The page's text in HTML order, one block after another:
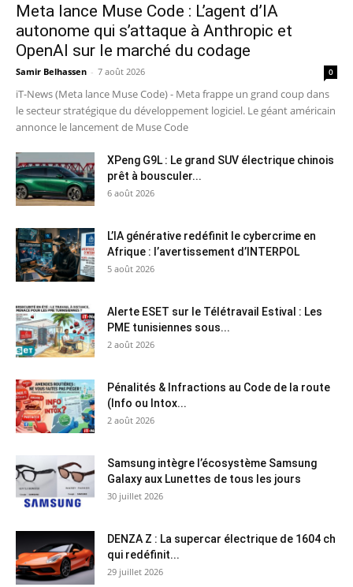
Meta lance Muse Code : L’agent d’IA
autonome qui s’attaque à Anthropic et
OpenAI sur le marché du codage
Samir Belhassen - 7 août 2026 0
iT-News (Meta lance Muse Code) - Meta frappe un grand coup dans
le secteur stratégique du développement logiciel. Le géant américain
annonce le lancement de Muse Code
XPeng G9L : Le grand SUV électrique chinois
prêt à bousculer...
6 août 2026
L’IA générative redéfinit le cybercrime en
Afrique : l’avertissement d’INTERPOL
5 août 2026
Alerte ESET sur le Télétravail Estival : Les
PME tunisiennes sous...
2 août 2026
Pénalités & Infractions au Code de la route
(Info ou Intox...
2 août 2026
Samsung intègre l’écosystème Samsung
Galaxy aux Lunettes de tous les jours
30 juillet 2026
DENZA Z : La supercar électrique de 1604 ch
qui redéfinit...
29 juillet 2026